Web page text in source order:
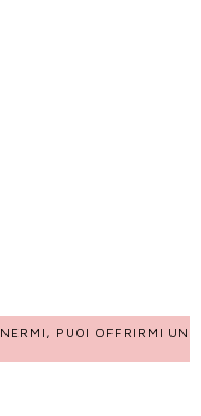
PUOI OFFRIRMI UN